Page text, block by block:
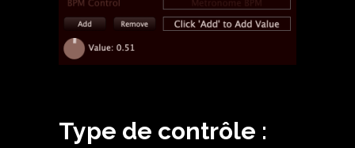
Type de contrôle :